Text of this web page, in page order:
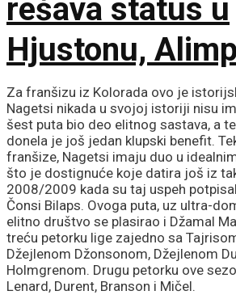
rešava status u
Hjustonu,
objavio spisak
imena za
okršaje!
Za franšizu iz Kolorada ovo je
Nagetsi nikada u svojoj istoriji nisu
šest puta bio deo elitnog sastava, a
donela je još jedan klupski benefit.
franšize, Nagetsi imaju duo u
što je dostignuće koje datira još iz
2008/2009 kada su taj uspeh
Čonsi Bilaps. Ovoga puta, uz ultra-
elitno društvo se plasirao i Džamal
treću petorku lige zajedno sa
Džejlenom Džonsonom, Džejlenom
Holmgrenom. Drugu petorku ove
Lenard, Durent, Branson i Mičel.